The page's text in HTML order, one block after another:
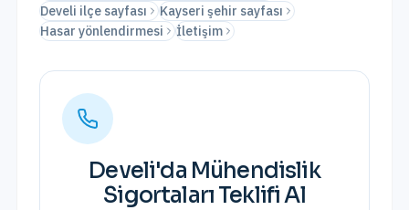
Develi ilçe sayfası
Kayseri şehir sayfası
Hasar yönlendirmesi
İletişim
Develi'da Mühendislik
Sigortaları Teklifi Al